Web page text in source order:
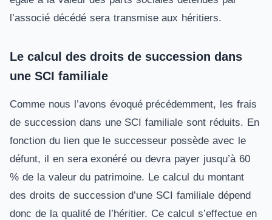
l’associé décédé sera transmise aux héritiers.
Le calcul des droits de succession dans
une SCI familiale
Comme nous l’avons évoqué précédemment, les frais
de succession dans une SCI familiale sont réduits. En
fonction du lien que le successeur possède avec le
défunt, il en sera exonéré ou devra payer jusqu’à 60
% de la valeur du patrimoine. Le calcul du montant
des droits de succession d’une SCI familiale dépend
donc de la qualité de l’héritier. Ce calcul s’effectue en